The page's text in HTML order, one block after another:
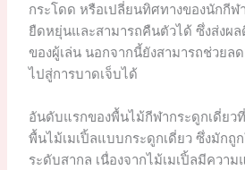
กระโดด หรือเปลี่ยนทิศทางของนักกี
ยืดหยุ่นและสามารถคืนตัวได้ ซึ่งส่งผล
ของผู้เล่น นอกจากนี้ยังสามารถช่วยล
ไปสู่การบาดเจ็บได้
อันดับแรกของพื้นไม้กีฬากระดูกเดี่ยว
พื้นไม้เมเปิ้ลแบบกระดูกเดี่ยว ซึ่งมักถู
ระดับสากล เนื่องจากไม้เมเปิ้ลมีควา